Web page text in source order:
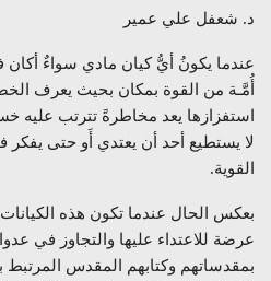
د. شعفل علي عمير
عندما يكونُ أيُّ كيان مادي سواءٌ أكان
أُمَّـة من القوة بمكان بحيث يعرف
استفزازها يعد مخاطرةً تترتب عليه
لا يستطيع أحد أن يعتدي أَو حتى يفكر
القوية.
بعكس الحال عندما تكون هذه
عرضة للاعتداء عليها والتجاوز في
بمقدساتهم وكتابهم المقدس المرتبط